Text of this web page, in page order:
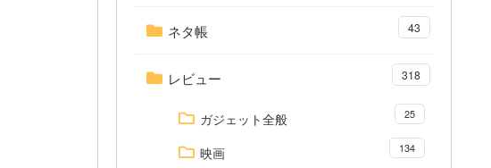
ネタ帳 43
レビュー 318
ガジェット全般 25
映画 134